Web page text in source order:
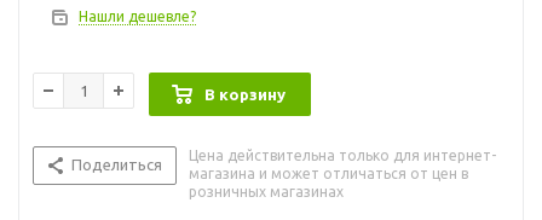
Нашли дешевле?
В корзину
Поделиться
Цена действительна только для интернет-
магазина и может отличаться от цен в
розничных магазинах